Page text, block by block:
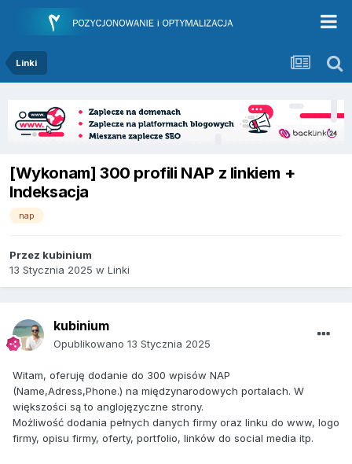
Linki
[Wykonam] 300 profili NAP z linkiem +
Indeksacja
nap
Przez kubinium
13 Stycznia 2025 w Linki
kubinium
Opublikowano 13 Stycznia 2025
Witam, oferuję dodanie do 300 wpisów NAP
(Name,Adress,Phone.) na międzynarodowych portalach. W
większości są to anglojęzyczne strony.
Możliwość dodania pełnych danych firmy oraz linku do www, logo
firmy, opisu firmy, oferty, portfolio, linków do social media itp.